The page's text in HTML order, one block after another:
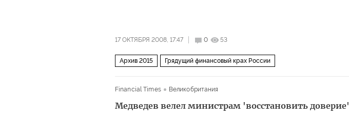
17 ОКТЯБРЯ 2008, 17:47 0 53
Архив 2015 Грядущий финансовый крах России
Financial Times Великобритания
Медведев велел министрам 'восстановить доверие'